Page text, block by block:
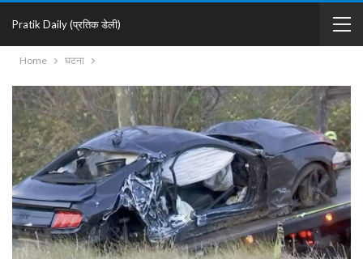
Pratik Daily (प्रतिक डेली)
Home घटना